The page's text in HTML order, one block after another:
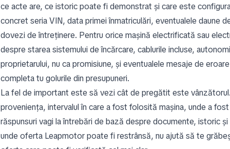
ce acte are, ce istoric poate fi demonstrat și care este
concret seria VIN, data primei înmatriculări, eventualele daune
dovezi de întreținere. Pentru orice mașină electrificată sau
despre starea sistemului de încărcare, cablurile incluse,
proprietarului, nu ca promisiune, și eventualele mesaje de
completa tu golurile din presupuneri.
La fel de important este să vezi cât de pregătit este
proveniența, intervalul în care a fost folosită mașina, unde a
răspunsuri vagi la întrebări de bază despre documente, istoric
unde oferta Leapmotor poate fi restrânsă, nu ajută să te